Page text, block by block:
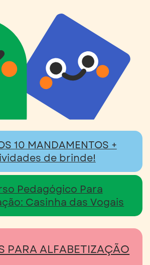
10 MANDAMENTOS +
de brinde!
Pedagógico Para
Casinha das Vogais
PARA ALFABETIZAÇÃO